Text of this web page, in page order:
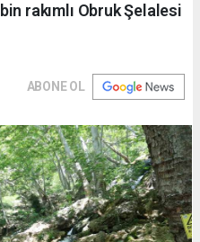
rakımlı Obruk Şelalesi
ABONE OL